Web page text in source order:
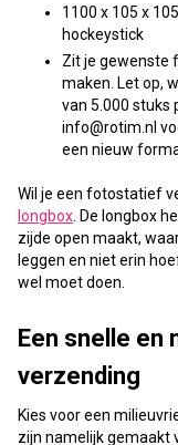
1100 x 105 x
hockeystick
Zit je gewenste
maken. Let op,
van 5.000 stuks
info@rotim.nl
een nieuw
Wil je een fotostatief
longbox . De longbox
zijde open maakt,
leggen en niet erin
wel moet doen.
Een snelle en
verzending
Kies voor een
zijn namelijk gemaakt